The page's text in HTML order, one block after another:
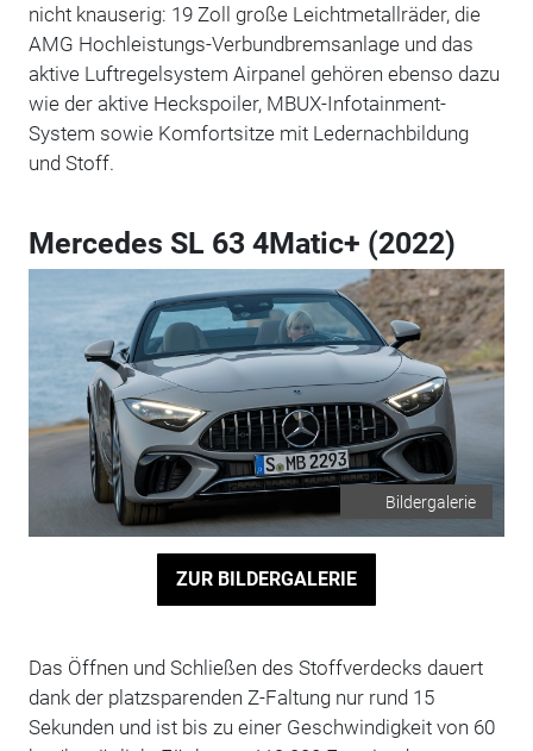
nicht knauserig: 19 Zoll große Leichtmetallräder, die
AMG Hochleistungs-Verbundbremsanlage und das
aktive Luftregelsystem Airpanel gehören ebenso dazu
wie der aktive Heckspoiler, MBUX-Infotainment-
System sowie Komfortsitze mit Ledernachbildung
und Stoff.
Mercedes SL 63 4Matic+ (2022)
Bildergalerie
ZUR BILDERGALERIE
Das Öffnen und Schließen des Stoffverdecks dauert
dank der platzsparenden Z-Faltung nur rund 15
Sekunden und ist bis zu einer Geschwindigkeit von 60